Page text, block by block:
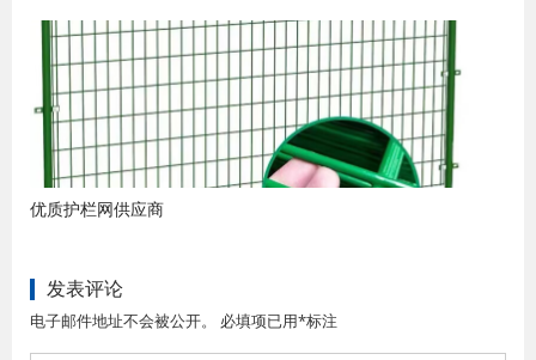
优质护栏网供应商
发表评论
电子邮件地址不会被公开。 必填项已用*标注